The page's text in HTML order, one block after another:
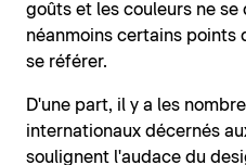
goûts et les couleurs ne
néanmoins certains points
se référer.
D'une part, il y a les
internationaux décernés
soulignent l'audace du